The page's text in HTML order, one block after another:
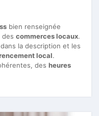
bien renseignée
des commerces locaux.
la description et les
local.
des heures